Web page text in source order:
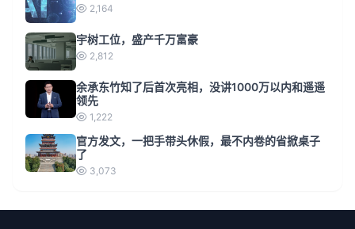
2,164
宇树工位，盛产千万富豪
2,812
余承东竹知了后首次亮相，没讲1000万以内和遥遥
领先
1,222
官方发文，一把手带头休假，最不内卷的省掀桌子
了
3,073